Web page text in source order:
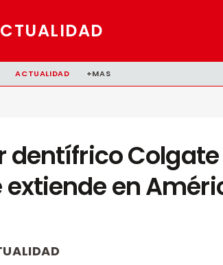
ACTUALIDAD +MAS
dentífrico Colgate
extiende en